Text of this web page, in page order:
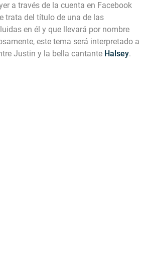
a través de la cuenta en Facebook
trata del título de una de las
en él y que llevará por nombre
este tema será interpretado a
Justin y la bella cantante Halsey.